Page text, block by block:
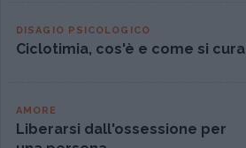
DISAGIO PSICOLOGICO
Ciclotimia, cos'è e come si cura
AMORE
Liberarsi dall'ossessione per